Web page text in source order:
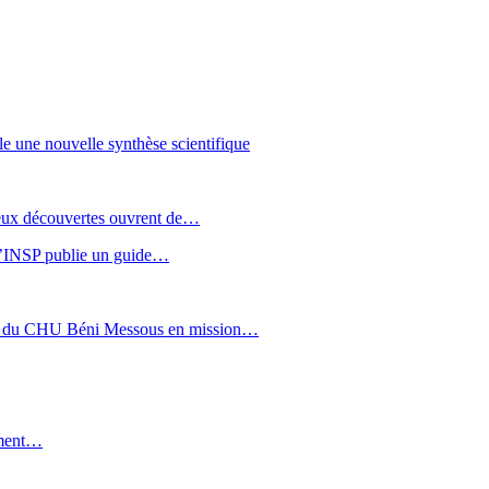
une nouvelle synthèse scientifique
découvertes ouvrent de…
publie un guide…
du CHU Béni Messous en mission…